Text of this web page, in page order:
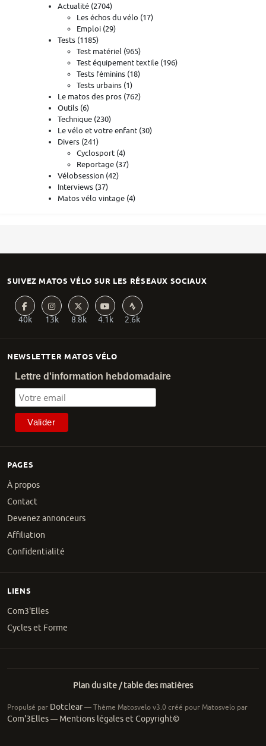
Actualité (2704)
Les échos du vélo (17)
Emploi (29)
Tests (1185)
Test matériel (965)
Test équipement textile (196)
Tests féminins (18)
Tests urbains (1)
Le matos des pros (762)
Outils (6)
Technique (230)
Le vélo et votre enfant (30)
Divers (241)
Cyclosport (4)
Reportage (37)
Vélobsession (42)
Interviews (37)
Matos vélo vintage (4)
PAGES
À propos
Contact
Devenez annonceurs
Affiliation
Confidentialité
NEWSLETTER MATOS VÉLO
Lettre d'information hebdomadaire
SUIVEZ MATOS VÉLO SUR LES RÉSEAUX SOCIAUX
40k 13k 8.8k 4.1k 2.6k
LIENS
Com3'Elles
Cycles et Forme
Plan du site / table des matières
Propulsé par Dotclear— Thème Matosvelo v3.0 créé pour Matosvelo par
Com'3Elles— Mentions légales et Copyright©